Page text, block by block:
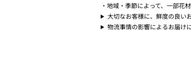
地域・季節によって、一部花
大切なお客様に、鮮度の良い
物流事情の影響によるお届け